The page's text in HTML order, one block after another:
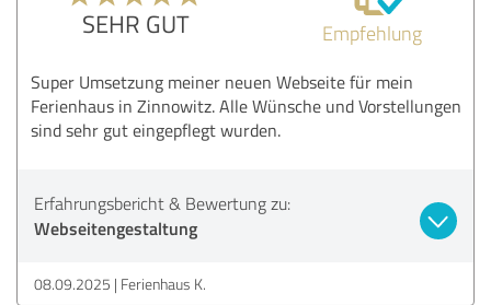
SEHR GUT Empfehlung
Super Umsetzung meiner neuen Webseite für mein
Ferienhaus in Zinnowitz. Alle Wünsche und Vorstellungen
sind sehr gut eingepflegt wurden.
Erfahrungsbericht & Bewertung zu:
Webseitengestaltung
08.09.2025 Ferienhaus K.